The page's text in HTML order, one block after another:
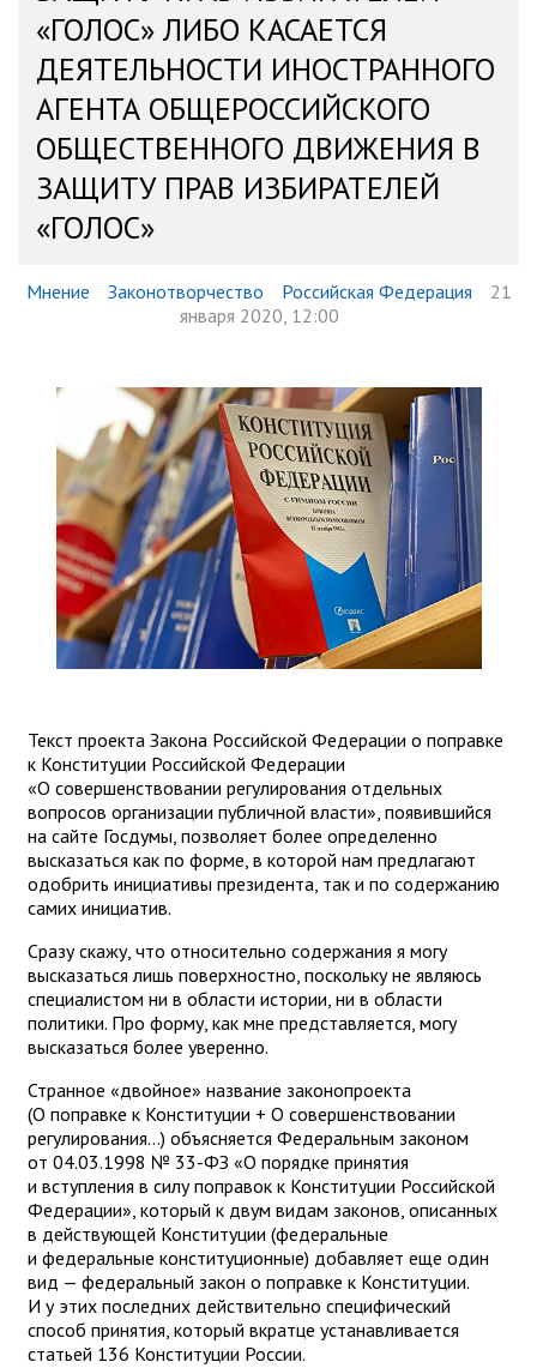
«ГОЛОС» ЛИБО КАСАЕТСЯ
ДЕЯТЕЛЬНОСТИ ИНОСТРАННОГО
АГЕНТА ОБЩЕРОССИЙСКОГО
ОБЩЕСТВЕННОГО ДВИЖЕНИЯ В
ЗАЩИТУ ПРАВ ИЗБИРАТЕЛЕЙ
«ГОЛОС»
Мнение Законотворчество Российская Федерация
21
января 2020, 12:00
Текст проекта Закона Российской Федерации о поправке
к Конституции Российской Федерации
«О совершенствовании регулирования отдельных
вопросов организации публичной власти», появившийся
на сайте Госдумы, позволяет более определенно
высказаться как по форме, в которой нам предлагают
одобрить инициативы президента, так и по содержанию
самих инициатив.
Сразу скажу, что относительно содержания я могу
высказаться лишь поверхностно, поскольку не являюсь
специалистом ни в области истории, ни в области
политики. Про форму, как мне представляется, могу
высказаться более уверенно.
Странное «двойное» название законопроекта
(О поправке к Конституции + О совершенствовании
регулирования...) объясняется Федеральным законом
от 04.03.1998 № 33-ФЗ «О порядке принятия
и вступления в силу поправок к Конституции Российской
Федерации», который к двум видам законов, описанных
в действующей Конституции (федеральные
и федеральные конституционные) добавляет еще один
вид — федеральный закон о поправке к Конституции.
И у этих последних действительно специфический
способ принятия, который вкратце устанавливается
статьей 136 Конституции России.